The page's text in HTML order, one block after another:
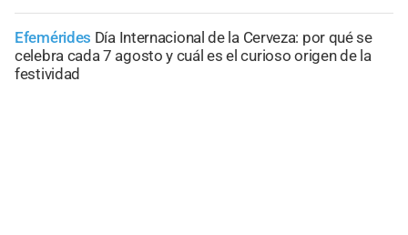
Efemérides Día Internacional de la Cerveza: por qué se
celebra cada 7 agosto y cuál es el curioso origen de la
festividad